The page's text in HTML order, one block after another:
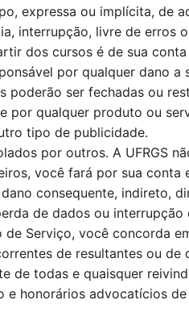
expressa ou implícita, de
interrupção, livre de erros
dos cursos é de sua
por qualquer dano
ser fechadas ou
por qualquer produto ou
tipo de publicidade.
por outros. A UFRGS
você fará por sua conta
consequente, indireto,
de dados ou
Serviço, você concorda
de resultantes ou
de todas e quaisquer
honorários advocatícios